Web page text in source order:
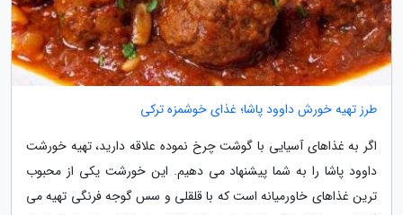
طرز تهیه خورش داوود پاشا؛ غذای خوشمزه ترکی
اگر به غذاهای آسیایی با گوشت چرخ نموده علاقه دارید، تهیه خورشت
داوود پاشا را به شما پیشنهاد می دهیم. این خورشت یکی از محبوب
ترین غذاهای خاورمیانه است که با قلقلی و سس گوجه فرنگی تهیه می